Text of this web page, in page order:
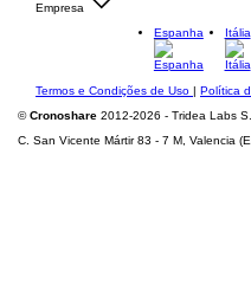
Empresa
Espanha
Itália
Termos e Condições de Uso | Política
©Cronoshare 2012-2026 - Tridea Labs
C. San Vicente Mártir 83 - 7 M, Valencia